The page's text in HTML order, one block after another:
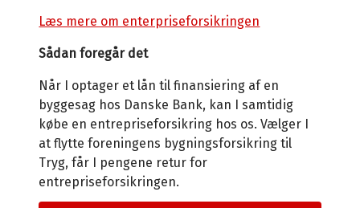
Læs mere om enterpriseforsikringen
Sådan foregår det
Når I optager et lån til finansiering af en
byggesag hos Danske Bank, kan I samtidig
købe en entrepriseforsikring hos os. Vælger I
at flytte foreningens bygningsforsikring til
Tryg, får I pengene retur for
entrepriseforsikringen.